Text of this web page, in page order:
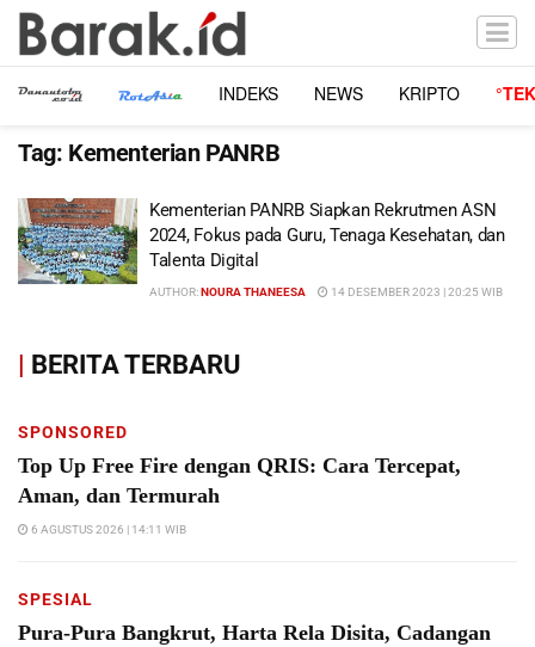
INDEKS NEWS KRIPTO
Tag: Kementerian PANRB
Kementerian PANRB Siapkan Rekrutmen ASN
2024, Fokus pada Guru, Tenaga Kesehatan, dan
Talenta Digital
AUTHOR:NOURA THANEESA 14 DESEMBER 2023 | 20:25 WIB
| BERITA TERBARU
SPONSORED
Top Up Free Fire dengan QRIS: Cara Tercepat,
Aman, dan Termurah
6 AGUSTUS 2026 | 14:11 WIB
SPESIAL
Pura-Pura Bangkrut, Harta Rela Disita, Cadangan